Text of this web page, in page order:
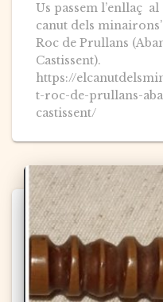
Us passem l’enllaç
canut dels
Roc de Prullans
Castissent).
https://
t-roc-de-prullans-
castissent/